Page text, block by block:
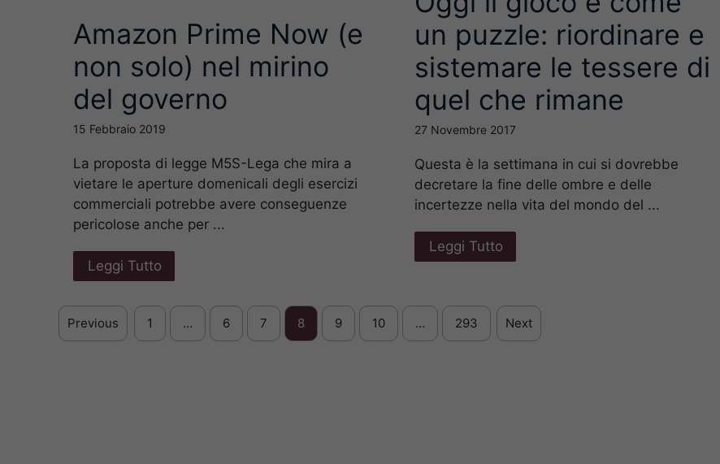
Amazon Prime Now (e
non solo) nel mirino
del governo
15 Febbraio 2019
La proposta di legge M5S-Lega che mira a
vietare le aperture domenicali degli esercizi
commerciali potrebbe avere conseguenze
pericolose anche per ...
Leggi Tutto
un puzzle: riordinare e
sistemare le tessere di
quel che rimane
27 Novembre 2017
Questa è la settimana in cui si dovrebbe
decretare la fine delle ombre e delle
incertezze nella vita del mondo del ...
Leggi Tutto
Previous 1 … 6 7 8 9 10 … 293 Next